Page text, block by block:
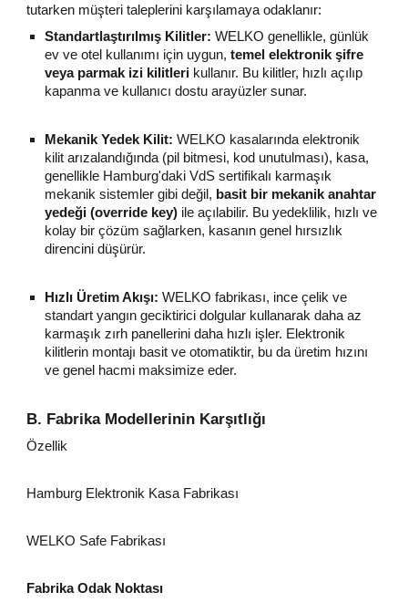
tutarken müşteri taleplerini karşılamaya odaklanır:
Standartlaştırılmış Kilitler: WELKO genellikle, günlük
ev ve otel kullanımı için uygun,temel elektronik şifre
veya parmak izi kilitleri kullanır. Bu kilitler, hızlı açılıp
kapanma ve kullanıcı dostu arayüzler sunar.
Mekanik Yedek Kilit: WELKO kasalarında elektronik
kilit arızalandığında (pil bitmesi, kod unutulması), kasa,
genellikle Hamburg'daki VdS sertifikalı karmaşık
mekanik sistemler gibi değil, basit bir mekanik anahtar
yedeği (override key) ile açılabilir. Bu yedeklilik, hızlı ve
kolay bir çözüm sağlarken, kasanın genel hırsızlık
direncini düşürür.
Hızlı Üretim Akışı: WELKO fabrikası, ince çelik ve
standart yangın geciktirici dolgular kullanarak daha az
karmaşık zırh panellerini daha hızlı işler. Elektronik
kilitlerin montajı basit ve otomatiktir, bu da üretim hızını
ve genel hacmi maksimize eder.
B. Fabrika Modellerinin Karşıtlığı
Özellik
Hamburg Elektronik Kasa Fabrikası
WELKO Safe Fabrikası
Fabrika Odak Noktası